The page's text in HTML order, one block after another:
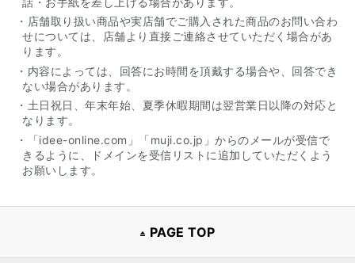
・店舗取り扱い商品や実店舗でご購入された商品のお問い合わ
せについては、店舗より直接ご連絡させていただく場合があ
ります。
・内容によっては、回答にお時間を頂戴する場合や、回答でき
ない場合があります。
・土日祝日、年末年始、夏季休暇期間は翌営業日以降の対応と
なります。
・「idee-online.com」「muji.co.jp」からのメールが受信で
きるように、ドメインを受信リストに追加していただくよう
お願いします。
PAGE TOP